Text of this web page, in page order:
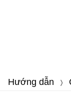
Hướng dẫn